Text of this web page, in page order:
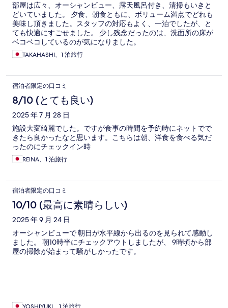
部屋は広々、オーシャンビュー、露天風呂付き、清掃もいきと
どいていました。 夕食、朝食ともに、ボリューム満点でどれも
美味し頂きました。スタッフの対応もよく、一泊でしたが、と
ても快適にすごせました。 少し残念だったのは、洗面所の床が
ベコベコしているのが気になりました。
TAKAHASHI、1 泊旅行
宿泊者限定の口コミ
8/10 (とても良い)
2025 年 7 月 28 日
施設大変綺麗でした。ですが食事の時間を予約時にネットでで
きたら良かったなと思います。こちらは朝、洋食を食べる気だ
ったのにチェックイン時
REINA、1 泊旅行
宿泊者限定の口コミ
10/10 (最高に素晴らしい)
2025 年 9 月 24 日
オーシャンビューで 朝日が水平線から出るのを見られて感動し
ました。 朝10時半にチェックアウトしましたが、 9時頃から部
屋の掃除が始まって騒がしかったです。